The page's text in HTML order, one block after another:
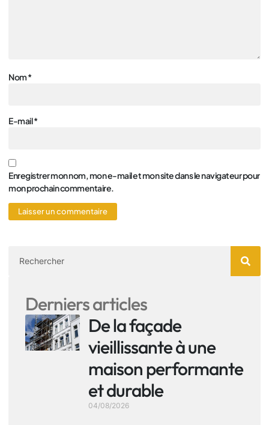
Nom*
E-mail*
Enregistrer mon nom, mon e-mail et mon site dans le navigateur pour
mon prochain commentaire.
Derniers articles
De la façade
vieillissante à une
maison performante
et durable
04/08/2026